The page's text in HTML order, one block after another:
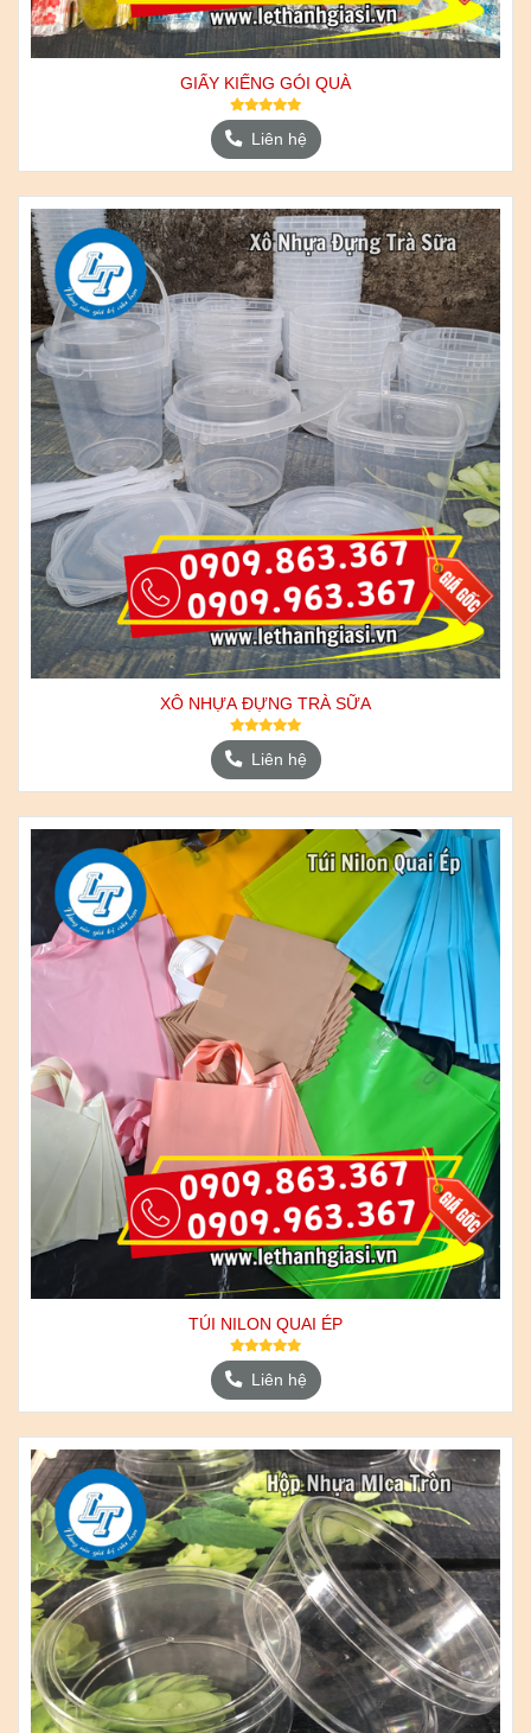
GIẤY KIẾNG GÓI QUÀ
Liên hệ
XÔ NHỰA ĐỰNG TRÀ SỮA
Liên hệ
TÚI NILON QUAI ÉP
Liên hệ